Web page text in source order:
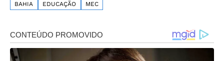
BAHIA EDUCAÇÃO MEC